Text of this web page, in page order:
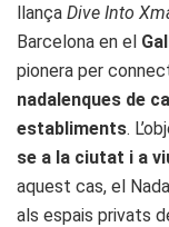
llança Dive Into
Barcelona en el
pionera per
nadalenques de
establiments.
se a la ciutat i a
aquest cas, el
als espais privats